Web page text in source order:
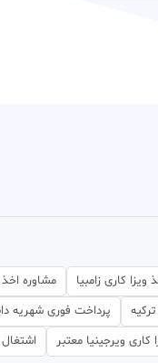
ویزا کاری زامبیا مشاوره
پرداخت فوری شهریه
ویرجینیا معتبر